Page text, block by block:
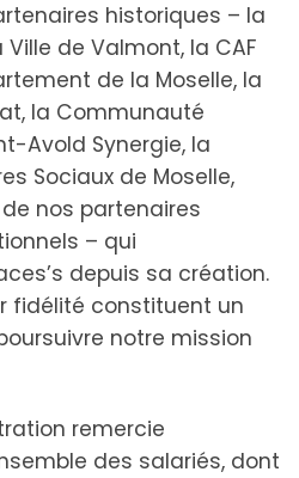
historiques – la
Ville de Valmont, la CAF
de la Moselle, la
la Communauté
Avold Synergie, la
Sociaux de Moselle,
nos partenaires
– qui
depuis sa création.
fidélité constituent un
notre mission
remercie
des salariés, dont